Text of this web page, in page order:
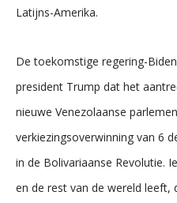
Latijns-Amerika.
De toekomstige regering-
president Trump dat het
nieuwe Venezolaanse
verkiezingsoverwinning van 6
in de Bolivariaanse Revolutie.
en de rest van de wereld